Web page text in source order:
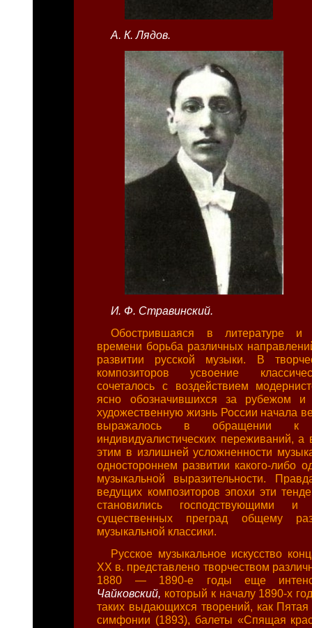
А. К. Лядов.
И. Ф. Стравинский.
Обострившаяся в литературе и
времени борьба различных
развитии русской музыки. В
композиторов усвоение
сочеталось с воздействием
ясно обозначившихся за рубежом и
художественную жизнь России начала
выражалось в обращении к
индивидуалистических переживаний, а
этим в излишней усложненности
одностороннем развитии какого-либо
музыкальной выразительности.
ведущих композиторов эпохи эти
становились господствующими
существенных преград общему
музыкальной классики.
Русское музыкальное искусство
XX в. представлено творчеством
1880 — 1890-е годы еще
Чайковский, который к началу 1890-х
таких выдающихся творений, как
симфонии (1893), балеты «Спящая